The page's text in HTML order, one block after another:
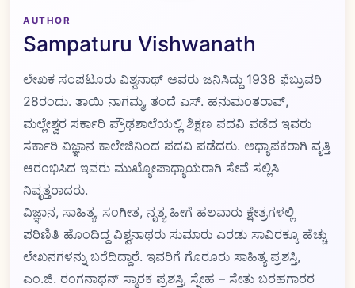
AUTHOR
Sampaturu Vishwanath
ಲೇಖಕ ಸಂಪಟೂರು ವಿಶ್ವನಾಥ್‌ ಅವರು ಜನಿಸಿದ್ದು 1938 ಫೆಬ್ರುವರಿ
28ರಂದು. ತಾಯಿ ನಾಗಮ್ಮ, ತಂದೆ ಎಸ್. ಹನುಮಂತರಾವ್,
ಮಲ್ಲೇಶ್ವರ ಸರ್ಕಾರಿ ಪ್ರೌಢಶಾಲೆಯಲ್ಲಿ ಶಿಕ್ಷಣ ಪದವಿ ಪಡೆದ ಇವರು
ಸರ್ಕಾರಿ ವಿಜ್ಞಾನ ಕಾಲೇಜಿನಿಂದ ಪದವಿ ಪಡೆದರು. ಅಧ್ಯಾಪಕರಾಗಿ ವೃತ್ತಿ
ಆರಂಭಿಸಿದ ಇವರು ಮುಖ್ಯೋಪಾಧ್ಯಾಯರಾಗಿ ಸೇವೆ ಸಲ್ಲಿಸಿ
ನಿವೃತ್ತರಾದರು.
ವಿಜ್ಞಾನ, ಸಾಹಿತ್ಯ, ಸಂಗೀತ, ನೃತ್ಯ ಹೀಗೆ ಹಲವಾರು ಕ್ಷೇತ್ರಗಳಲ್ಲಿ
ಪರಿಣಿತಿ ಹೊಂದಿದ್ದ ವಿಶ್ವನಾಥರು ಸುಮಾರು ಎರಡು ಸಾವಿರಕ್ಕೂ ಹೆಚ್ಚು
ಲೇಖನಗಳನ್ನು ಬರೆದಿದ್ದಾರೆ. ಇವರಿಗೆ ಗೊರೂರು ಸಾಹಿತ್ಯ ಪ್ರಶಸ್ತಿ,
ಎಂ.ಜಿ. ರಂಗನಾಥನ್‌ ಸ್ಮಾರಕ ಪ್ರಶಸ್ತಿ, ಸ್ನೇಹ – ಸೇತು ಬರಹಗಾರರ